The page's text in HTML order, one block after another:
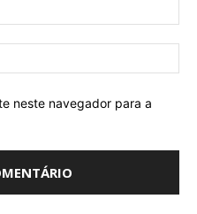
neste navegador para a